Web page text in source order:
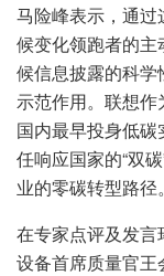
马险峰表示，通
候变化领跑者的
候信息披露的科
示范作用。联想
国内最早投身低
任响应国家的“双
业的零碳转型路径。
在专家点评及发
设备首席质量官